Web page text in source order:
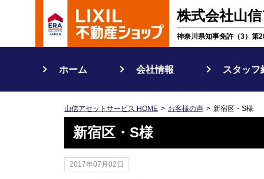
株式会社山
神奈川県知事免許（3）第
ホーム 会社情報 スタッフ
山信アセットサービス HOME お客様の声 新宿区・S様
新宿区・S様
2017年07月02日